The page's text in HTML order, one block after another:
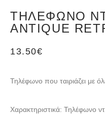
ΤΗΛΈΦΩΝΟ
ANTIQUE
13.50€
Τηλέφωνο που ταιριάζει με
Χαρακτηριστικά: Τηλέφωνο